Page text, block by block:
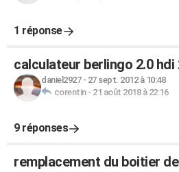
1 réponse
calculateur berlingo 2.0 hdi
daniel2927- 27 sept. 2012 à 10:48
corentin- 21 août 2018 à 22:16
9 réponses
remplacement du boitier